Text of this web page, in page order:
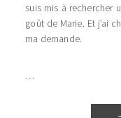
suis mis à rechercher
goût de Marie. Et j’ai
ma demande.
…